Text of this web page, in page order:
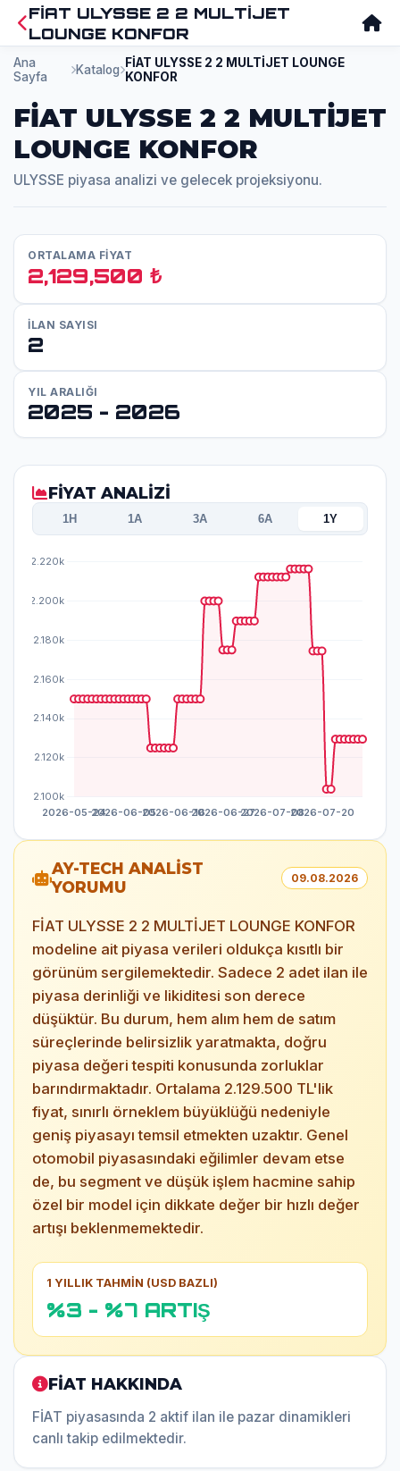
FİAT ULYSSE 2 2 MULTİJET
LOUNGE KONFOR
Ana
Sayfa
Katalog
FİAT ULYSSE 2 2 MULTİJET LOUNGE
KONFOR
FİAT ULYSSE 2 2 MULTİJET
LOUNGE KONFOR
ULYSSE piyasa analizi ve gelecek projeksiyonu.
ORTALAMA FİYAT
2,129,500 ₺
İLAN SAYISI
2
YIL ARALIĞI
2025 - 2026
FİYAT ANALİZİ
1H 1A 3A 6A 1Y
AY-TECH ANALİST
YORUMU
09.08.2026
FİAT ULYSSE 2 2 MULTİJET LOUNGE KONFOR
modeline ait piyasa verileri oldukça kısıtlı bir
görünüm sergilemektedir. Sadece 2 adet ilan ile
piyasa derinliği ve likiditesi son derece
düşüktür. Bu durum, hem alım hem de satım
süreçlerinde belirsizlik yaratmakta, doğru
piyasa değeri tespiti konusunda zorluklar
barındırmaktadır. Ortalama 2.129.500 TL'lik
fiyat, sınırlı örneklem büyüklüğü nedeniyle
geniş piyasayı temsil etmekten uzaktır. Genel
otomobil piyasasındaki eğilimler devam etse
de, bu segment ve düşük işlem hacmine sahip
özel bir model için dikkate değer bir hızlı değer
artışı beklenmemektedir.
1 YILLIK TAHMİN (USD BAZLI)
%3 - %7 ARTIŞ
FİAT HAKKINDA
FİAT piyasasında 2 aktif ilan ile pazar dinamikleri
canlı takip edilmektedir.